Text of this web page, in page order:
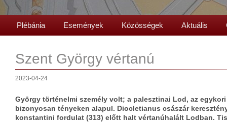
Plébánia Események Közösségek Aktuális
Szent György vértanú
2023-04-24
György történelmi személy volt; a palesztinai Lod, az
bizonyosan tényeken alapul. Diocletianus császár
konstantini fordulat (313) előtt halt vértanúhalált Lodban.